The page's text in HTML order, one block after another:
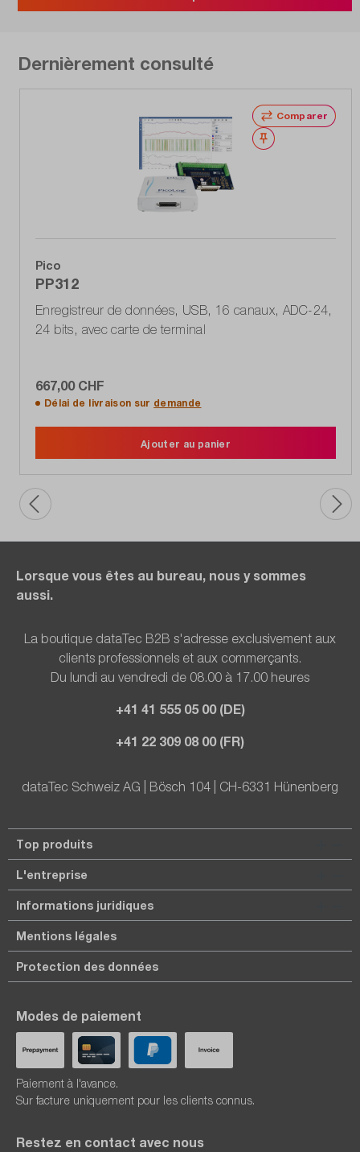
Dernièrement consulté
Comparer
Noter
Pico
PP312
Enregistreur de données, USB, 16 canaux, ADC-24,
24 bits, avec carte de terminal
667,00 CHF
Délai de livraison sur demande
Ajouter au panier
Lorsque vous êtes au bureau, nous y sommes
aussi.
La boutique dataTec B2B s'adresse exclusivement aux
clients professionnels et aux commerçants.
Du lundi au vendredi de 08.00 à 17.00 heures
+41 41 555 05 00 (DE)
+41 22 309 08 00 (FR)
dataTec Schweiz AG | Bösch 104 | CH-6331 Hünenberg
Top produits
L'entreprise
Informations juridiques
Mentions légales
Protection des données
Modes de paiement
Paiement à l'avance.
Sur facture uniquement pour les clients connus.
Restez en contact avec nous